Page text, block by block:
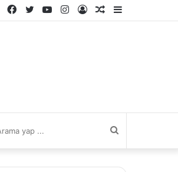
Kenar
Rastgele
Kayıt
Instagram
YouTube
Twitter
Facebook
yap